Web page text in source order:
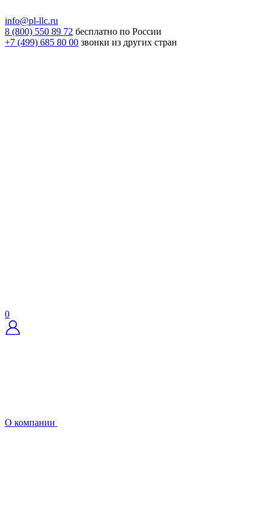
info@pl-llc.ru
8 (800) 550 89 72 бесплатно по России
+7 (499) 685 80 00 звонки из других стран
0
О компании